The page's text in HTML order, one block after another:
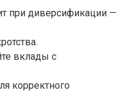
при диверсификации —
вклады с
корректного